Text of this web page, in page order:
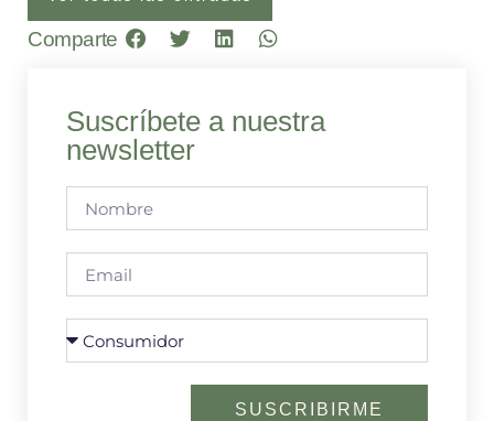
Comparte
Suscríbete a nuestra
newsletter
SUSCRIBIRME